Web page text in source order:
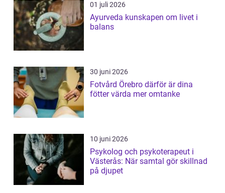
01 juli 2026
Ayurveda kunskapen om livet i
balans
30 juni 2026
Fotvård Örebro därför är dina
fötter värda mer omtanke
10 juni 2026
Psykolog och psykoterapeut i
Västerås: När samtal gör skillnad
på djupet